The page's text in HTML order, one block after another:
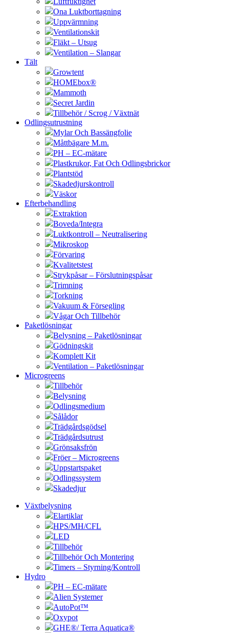
Ona Luktborttagning
Uppvärmning
Ventilationskit
Fläkt – Utsug
Ventilation – Slangar
Tält
Growtent
HOMEbox®
Mammoth
Secret Jardin
Tillbehör / Scrog / Växtnät
Odlingsutrustning
Mylar Och Bassängfolie
Måttbägare M.m.
PH – EC-mätare
Plastkrukor, Fat Och Odlingsbrickor
Plantstöd
Skadedjurskontroll
Väskor
Efterbehandling
Extraktion
Boveda/Integra
Luktkontroll – Neutralisering
Mikroskop
Förvaring
Kvalitetstest
Strykpåsar – Förslutningspåsar
Trimning
Torkning
Vakuum & Försegling
Vågar Och Tillbehör
Paketlösningar
Belysning – Paketlösningar
Gödningskit
Komplett Kit
Ventilation – Paketlösningar
Microgreens
Tillbehör
Belysning
Odlingsmedium
Sålådor
Trädgårdsgödsel
Trädgårdsutrust
Grönsaksfrön
Fröer – Microgreens
Uppstartspaket
Odlingssystem
Skadedjur
Växtbelysning
Elartiklar
HPS/MH/CFL
LED
Tillbehör
Tillbehör Och Montering
Timers – Styrning/Kontroll
Hydro
PH – EC-mätare
Alien Systemer
AutoPot™
Oxypot
GHE®/ Terra Aquatica®